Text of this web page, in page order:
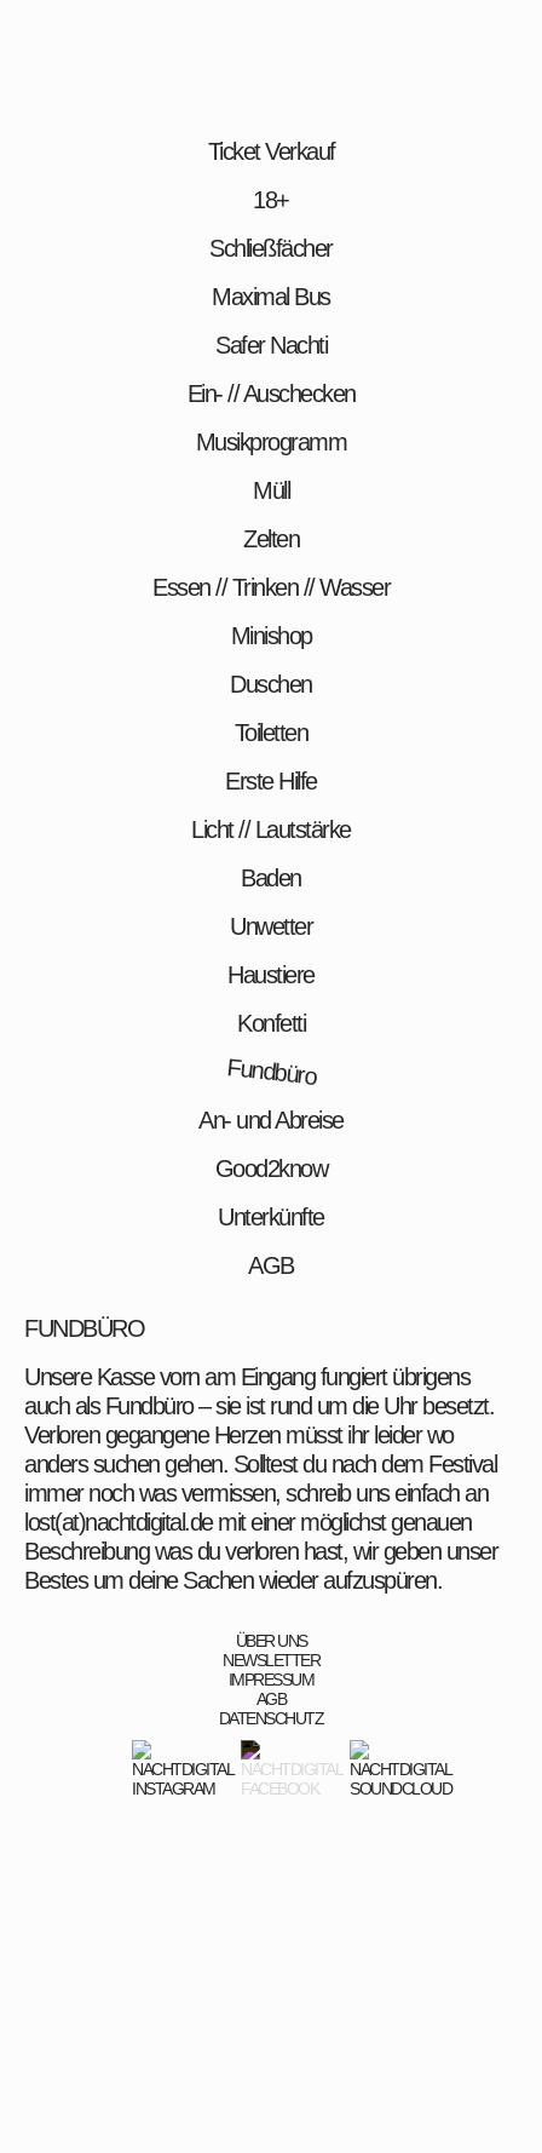
Ticket Verkauf
18+
Schließfächer
Maximal Bus
Safer Nachti
Ein- // Auschecken
Musikprogramm
Müll
Zelten
Essen // Trinken // Wasser
Minishop
Duschen
Toiletten
Erste Hilfe
Licht // Lautstärke
Baden
Unwetter
Haustiere
Konfetti
Fundbüro
An- und Abreise
Good2know
Unterkünfte
AGB
FUNDBÜRO
Unsere Kasse vorn am Eingang fungiert übrigens
auch als Fundbüro – sie ist rund um die Uhr besetzt.
Verloren gegangene Herzen müsst ihr leider wo
anders suchen gehen. Solltest du nach dem Festival
immer noch was vermissen, schreib uns einfach an
lost(at)nachtdigital.de mit einer möglichst genauen
Beschreibung was du verloren hast, wir geben unser
Bestes um deine Sachen wieder aufzuspüren.
ÜBER UNS
NEWSLETTER
IMPRESSUM
AGB
DATENSCHUTZ